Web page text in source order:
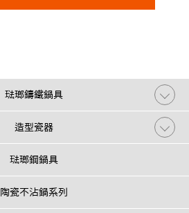
琺瑯鑄鐵鍋具
造型瓷器
琺瑯鋼鍋具
陶瓷不沾鍋系列